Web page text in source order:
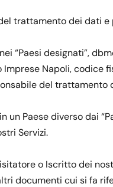
trattamento dei dati
“Paesi designati”,
Imprese Napoli, codice
del trattamento
un Paese diverso dai
Servizi.
o Iscritto dei
documenti cui si fa